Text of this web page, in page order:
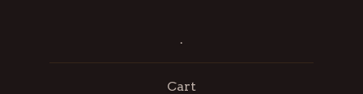
.
Cart